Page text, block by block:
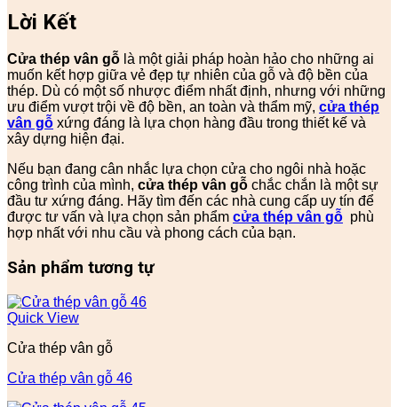
Lời Kết
Cửa thép vân gỗ là một giải pháp hoàn hảo cho những ai
muốn kết hợp giữa vẻ đẹp tự nhiên của gỗ và độ bền của
thép. Dù có một số nhược điểm nhất định, nhưng với những
ưu điểm vượt trội về độ bền, an toàn và thẩm mỹ, cửa thép
vân gỗ xứng đáng là lựa chọn hàng đầu trong thiết kế và
xây dựng hiện đại.
Nếu bạn đang cân nhắc lựa chọn cửa cho ngôi nhà hoặc
công trình của mình, cửa thép vân gỗ chắc chắn là một sự
đầu tư xứng đáng. Hãy tìm đến các nhà cung cấp uy tín để
được tư vấn và lựa chọn sản phẩm cửa thép vân gỗ phù
hợp nhất với nhu cầu và phong cách của bạn.
Sản phẩm tương tự
Quick View
Cửa thép vân gỗ
Cửa thép vân gỗ 46